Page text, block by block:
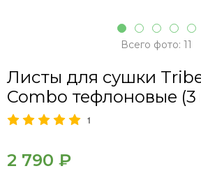
Всего фото: 11
Листы для сушки
Combo тефлоновые
1
2 790 ₽